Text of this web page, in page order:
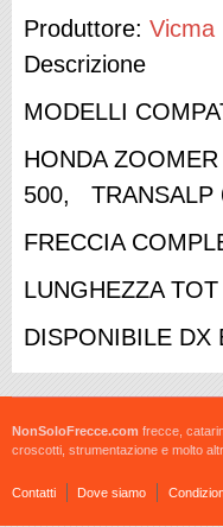
Produttore: Vicma
Descrizione
MODELLI
HONDA
500, TRANSALP
FRECCIA
LUNGHEZZA
DISPONIBILE DX
NonSoloFrecce.com frecce,
croscotti, strumentazione e molto
Contatti Dove siamo